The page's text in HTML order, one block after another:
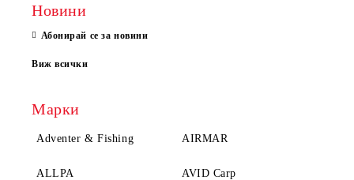
Новини
Абонирай се за новини
Виж всички
Марки
Adventer & Fishing AIRMAR
ALLPA AVID Carp